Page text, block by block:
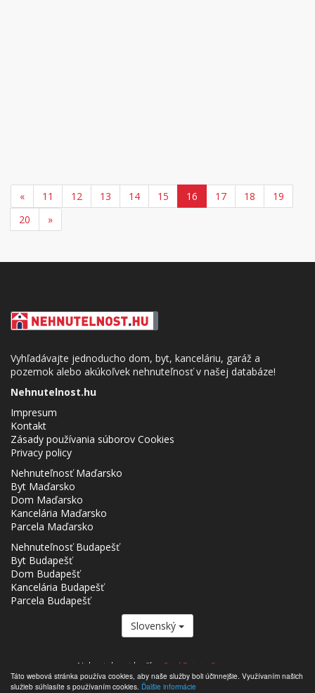
Táto webová stránka používa cookies, aby naše služby boli účinnejšie. Využívaním našich
služieb súhlasíte s používaním cookies. Ďalšie informácie
« 11 12 13 14 15 16 17 18
19
20
»
Vyhľadávajte jednoducho dom, byt, kanceláriu, garáž a
pozemok alebo akúkoľvek nehnuteľnosť v našej databáze!
Nehnutelnost.hu
Impresum
Kontakt
Zásady používania súborov Cookies
Privacy policy
Nehnuteľnosť Maďarsko
Byt Maďarsko
Dom Maďarsko
Kancelária Maďarsko
Parcela Maďarsko
Nehnuteľnosť Budapešť
Byt Budapešť
Dom Budapešť
Kancelária Budapešť
Parcela Budapešť
Slovenský
Nehnutelnost.hu člen Real Estate Group.